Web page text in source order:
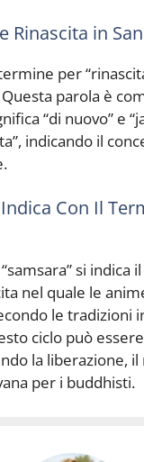
Rinascita in
per
parola è
“di nuovo” e
indicando il
Con Il
si indica
nel quale le
le tradizioni
ciclo può
la liberazione,
per i buddhisti.